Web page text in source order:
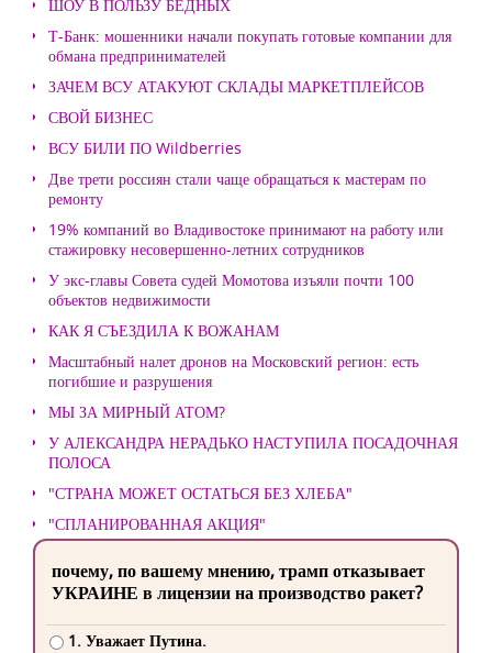
ШОУ В ПОЛЬЗУ БЕДНЫХ
Т-Банк: мошенники начали покупать готовые компании для
обмана предпринимателей
ЗАЧЕМ ВСУ АТАКУЮТ СКЛАДЫ МАРКЕТПЛЕЙСОВ
СВОЙ БИЗНЕС
ВСУ БИЛИ ПО Wildberries
Две трети россиян стали чаще обращаться к мастерам по
ремонту
19% компаний во Владивостоке принимают на работу или
стажировку несовершенно-летних сотрудников
У экс-главы Совета судей Момотова изъяли почти 100
объектов недвижимости
КАК Я СЪЕЗДИЛА К ВОЖАНАМ
Масштабный налет дронов на Московский регион: есть
погибшие и разрушения
МЫ ЗА МИРНЫЙ АТОМ?
У АЛЕКСАНДРА НЕРАДЬКО НАСТУПИЛА ПОСАДОЧНАЯ
ПОЛОСА
"СТРАНА МОЖЕТ ОСТАТЬСЯ БЕЗ ХЛЕБА"
"СПЛАНИРОВАННАЯ АКЦИЯ"
почему, по вашему мнению, трамп отказывает
УКРАИНЕ в лицензии на производство ракет?
1. Уважает Путина.